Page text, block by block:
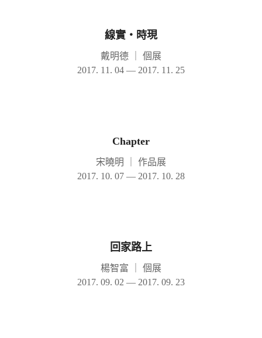
線實‧時現
戴明德
個展
2017. 11. 04 — 2017. 11. 25
Chapter
宋曉明
作品展
2017. 10. 07 — 2017. 10. 28
回家路上
楊智富
個展
2017. 09. 02 — 2017. 09. 23